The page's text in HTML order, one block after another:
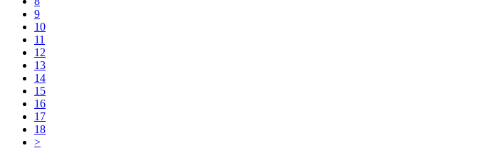
9
10
11
12
13
14
15
16
17
18
>